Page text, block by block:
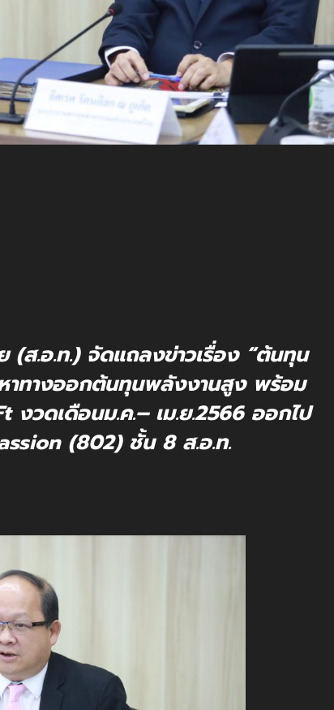
(ส.อ.ท.) จัดแถลงข่าวเรื่อง “ต้นทุน
าทางออกต้นทุนพลังงานสูง พร้อม
งวดเดือนม.ค.– เม.ย.2566 ออกไป
(802) ชั้น 8 ส.อ.ท.